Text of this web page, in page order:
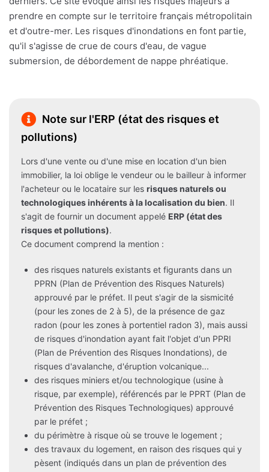
prendre en compte sur le territoire français métropolitain
et d'outre-mer. Les risques d'inondations en font partie,
qu'il s'agisse de crue de cours d'eau, de vague
submersion, de débordement de nappe phréatique.
Note sur l'ERP (état des risques et
pollutions)
Lors d'une vente ou d'une mise en location d'un bien
immobilier, la loi oblige le vendeur ou le bailleur à informer
l'acheteur ou le locataire sur les risques naturels ou
technologiques inhérents à la localisation du bien. Il
s'agit de fournir un document appelé ERP (état des
risques et pollutions).
Ce document comprend la mention :
des risques naturels existants et figurants dans un
PPRN (Plan de Prévention des Risques Naturels)
approuvé par le préfet. Il peut s'agir de la sismicité
(pour les zones de 2 à 5), de la présence de gaz
radon (pour les zones à portentiel radon 3), mais aussi
de risques d'inondation ayant fait l'objet d'un PPRI
(Plan de Prévention des Risques Inondations), de
risques d'avalanche, d'éruption volcanique...
des risques miniers et/ou technologique (usine à
risque, par exemple), référencés par le PPRT (Plan de
Prévention des Risques Technologiques) approuvé
par le préfet ;
du périmètre à risque où se trouve le logement ;
des travaux du logement, en raison des risques qui y
pèsent (indiqués dans un plan de prévention des